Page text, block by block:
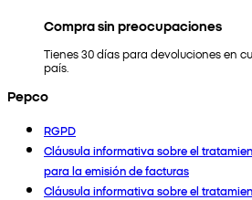
Compra sin preocupaciones
Tienes 30 días para devoluciones en
país.
Pepco
RGPD
Cláusula informativa sobre el
para la emisión de facturas
Cláusula informativa sobre el